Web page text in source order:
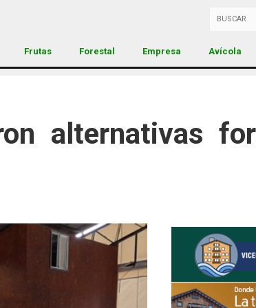
Frutas Forestal Empresa Avícola
alternativas